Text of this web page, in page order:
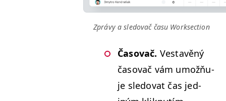
Zprávy a sle­dovač času Worksection
Časo­vač. Ves­tavěný
časo­vač vám umožňu­
je sle­dovat čas jed­